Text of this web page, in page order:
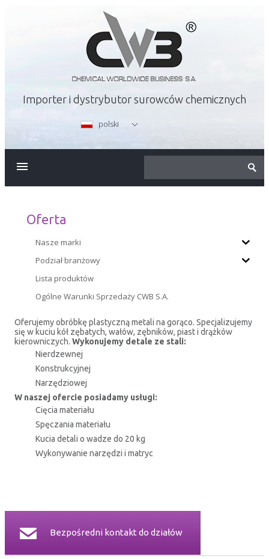
Importer i dystrybutor surowców chemicznych
polski
KARIERA
CERTYFIKATY
RELACJE INWESTORSKIE
BEZPIECZEŃSTWO INFORMACJI
KONTAKT
Oferta
Nasze marki
Podział branżowy
Lista produktów
Ogólne Warunki Sprzedaży CWB S.A.
Oferujemy obróbkę plastyczną metali na gorąco. Specjalizujemy
się w kuciu kół zębatych, wałów, zębników, piast i drążków
kierowniczych. Wykonujemy detale ze stali:
Nierdzewnej
Konstrukcyjnej
Narzędziowej
W naszej ofercie posiadamy usługi:
Cięcia materiału
Spęczania materiału
Kucia detali o wadze do 20 kg
Wykonywanie narzędzi i matryc
Bezpośredni kontakt do działów